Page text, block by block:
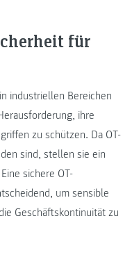
für
industriellen Bereichen
ihre
zu schützen. Da OT-
sind, stellen sie ein
sichere OT-
um sensible
Geschäftskontinuität zu